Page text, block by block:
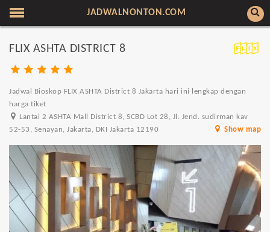
JADWALNONTON.COM
FLIX ASHTA DISTRICT 8
Jadwal Bioskop FLIX ASHTA District 8 Jakarta hari ini lengkap dengan
harga tiket
Lantai 2 ASHTA Mall District 8, SCBD Lot 28, Jl. Jend. sudirman kav
52-53, Senayan, Jakarta, DKI Jakarta 12190
Show map